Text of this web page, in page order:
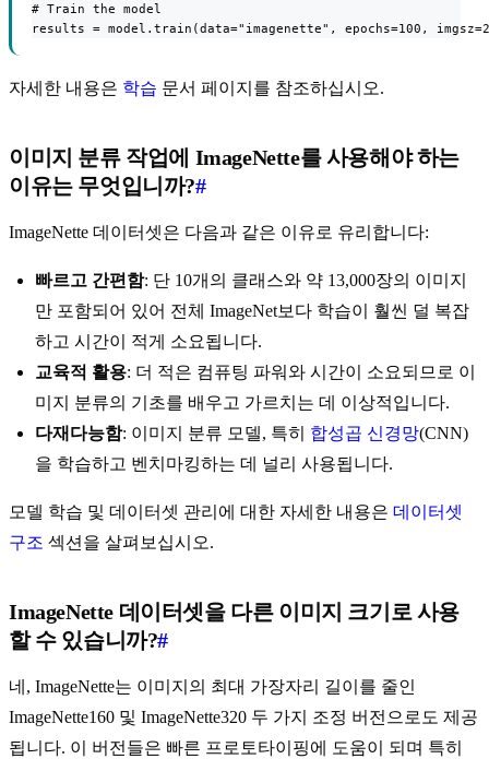
# Train the model
results = model.train(data="imagenette", epochs=100,
자세한 내용은 학습 문서 페이지를 참조하십시오.
이미지 분류 작업에 ImageNette를 사용해야 하는
이유는 무엇입니까?#
ImageNette 데이터셋은 다음과 같은 이유로 유리합니다:
빠르고 간편함: 단 10개의 클래스와 약 13,000장의 이미지
만 포함되어 있어 전체 ImageNet보다 학습이 훨씬 덜 복잡
하고 시간이 적게 소요됩니다.
교육적 활용: 더 적은 컴퓨팅 파워와 시간이 소요되므로 이
미지 분류의 기초를 배우고 가르치는 데 이상적입니다.
다재다능함: 이미지 분류 모델, 특히 합성곱 신경망(CNN)
을 학습하고 벤치마킹하는 데 널리 사용됩니다.
모델 학습 및 데이터셋 관리에 대한 자세한 내용은 데이터셋
구조 섹션을 살펴보십시오.
ImageNette 데이터셋을 다른 이미지 크기로 사용
할 수 있습니까?#
네, ImageNette는 이미지의 최대 가장자리 길이를 줄인
ImageNette160 및 ImageNette320 두 가지 조정 버전으로도 제공
됩니다. 이 버전들은 빠른 프로토타이핑에 도움이 되며 특히